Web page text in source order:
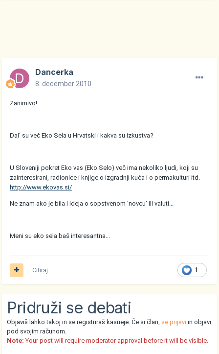
Dancerka
8. december 2010
Zanimivo!
Dal' su več Eko Sela u Hrvatski i kakva su izkustva?
U Sloveniji pokret Eko vas (Eko Selo) več ima nekoliko ljudi, koji su
zainteresirani, radionice i knjige o izgradnji kuća i o permakulturi itd.
http://www.ekovas.si/
Ne znam ako je bila i ideja o sopstvenom 'novcu' ili valuti...
Meni su eko sela baš interesantna...
1
Citiraj
Pridruži se debati
Objaviš lahko takoj in se registriraš kasneje. Če si član, se prijavi in objavi
pod svojim računom.
Note: Your post will require moderator approval before it will be visible.